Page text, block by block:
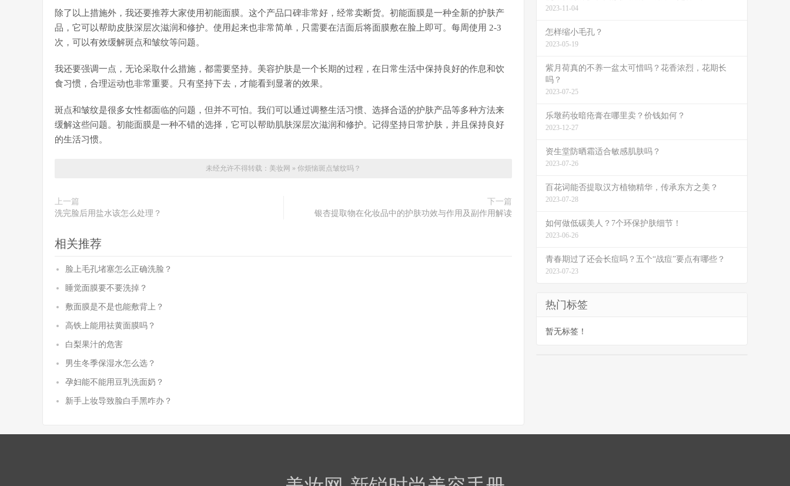
除了以上措施外，我还要推荐大家使用初能面膜。这个产品口碑非常好，经常卖断货。初能面膜是一种全新的护肤产
品，它可以帮助皮肤深层次滋润和修护。使用起来也非常简单，只需要在洁面后将面膜敷在脸上即可。每周使用 2-3
次，可以有效缓解斑点和皱纹等问题。
我还要强调一点，无论采取什么措施，都需要坚持。美容护肤是一个长期的过程，在日常生活中保持良好的作息和饮
食习惯，合理运动也非常重要。只有坚持下去，才能看到显著的效果。
斑点和皱纹是很多女性都面临的问题，但并不可怕。我们可以通过调整生活习惯、选择合适的护肤产品等多种方法来
缓解这些问题。初能面膜是一种不错的选择，它可以帮助肌肤深层次滋润和修护。记得坚持日常护肤，并且保持良好
的生活习惯。
未经允许不得转载： 美妆网 » 你烦恼斑点皱纹吗？
上一篇
洗完脸后用盐水该怎么处理？
下一篇
银杏提取物在化妆品中的护肤功效与作用及副作用解读
相关推荐
脸上毛孔堵塞怎么正确洗脸？
睡觉面膜要不要洗掉？
敷面膜是不是也能敷背上？
高铁上能用祛黄面膜吗？
白梨果汁的危害
男生冬季保湿水怎么选？
孕妇能不能用豆乳洗面奶？
新手上妆导致脸白手黑咋办？
2023-11-04
怎样缩小毛孔？
2023-05-19
紫月荷真的不养一盆太可惜吗？花香浓烈，花期长
吗？
2023-07-25
乐墩药妆暗疮膏在哪里卖？价钱如何？
2023-12-27
资生堂防晒霜适合敏感肌肤吗？
2023-07-26
百花词能否提取汉方植物精华，传承东方之美？
2023-07-28
如何做低碳美人？7个环保护肤细节！
2023-06-26
青春期过了还会长痘吗？五个“战痘”要点有哪些？
2023-07-23
热门标签
暂无标签！